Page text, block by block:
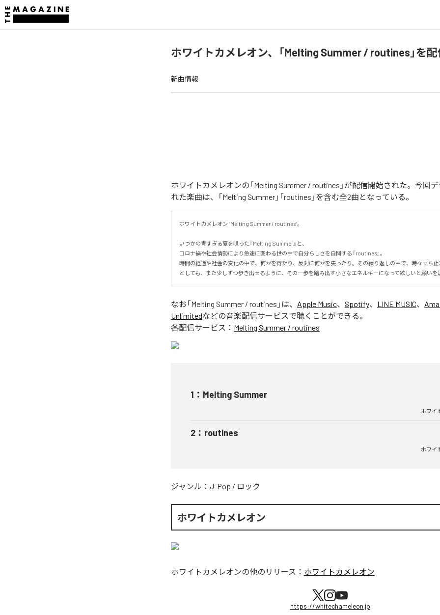
ホワイトカメレオン、「Melting Summer / routines」を
新曲情報
ホワイトカメレオンの「Melting Summer / routines」が配信開始された。今回
れた楽曲は、「Melting Summer」「routines」を含む全2曲となっている。
ホワイトカメレオン “Melting Summer / routines”。
いつかの青すぎる夏を唄った『Melting Summer』と、
コロナ禍や社会情勢により急速に変わる世の中で自分らしさを自問する『routines』。
時間の経過や社会の変化の中で、何かを得たり、反対に何かを失ったり。その繰り返しの中で、時々立ち止
としても、また少しずつ歩き出せるように、その一歩を踏み出す小さなエネルギーになって欲しいと願いを
なお「Melting Summer / routines 」は、 Apple Music、 Spotify、 LINE MUSIC、
Unlimitedなどの音楽配信サービスで聴くことができる。
各配信サービス： Melting Summer / routines
1 ： Melting Summer
ホワイ
2 ： routines
ホワイ
ジャンル： J-Pop / ロック
ホワイトカメレオン
ホワイトカメレオンの他のリリース： ホワイトカメレオン
https://whitechameleon.jp